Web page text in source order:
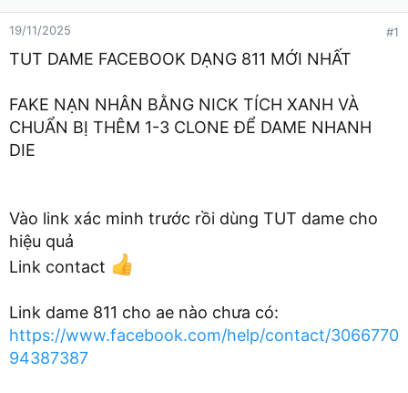
t
19/11/2025 #1
TUT DAME FACEBOOK DẠNG 811 MỚI NHẤT
FAKE NẠN NHÂN BẰNG NICK TÍCH XANH VÀ
CHUẨN BỊ THÊM 1-3 CLONE ĐỂ DAME NHANH
DIE
Vào link xác minh trước rồi dùng TUT dame cho
hiệu quả
Link contact
Link dame 811 cho ae nào chưa có:
https://www.facebook.com/help/contact/3066770
94387387